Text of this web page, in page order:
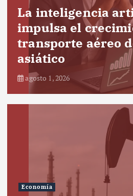
La inteligencia
impulsa el
transporte aéreo
asiático
agosto 1, 2026
Economía